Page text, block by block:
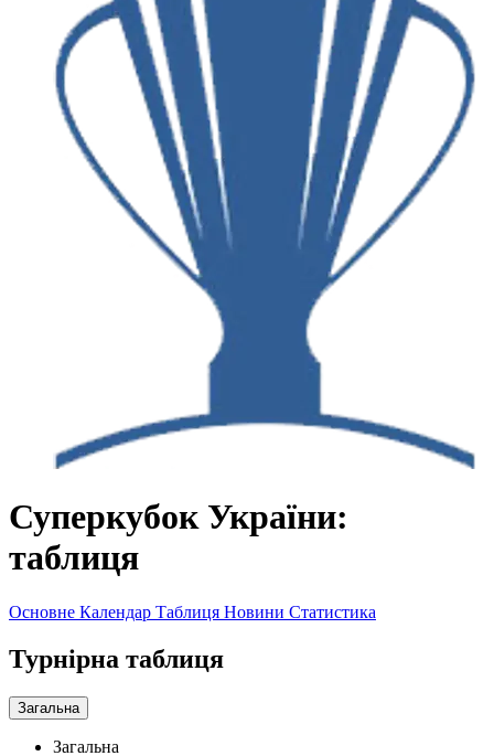
Суперкубок України:
таблиця
Основне Календар Таблиця Новини Статистика
Турнірна таблиця
Загальна
Загальна